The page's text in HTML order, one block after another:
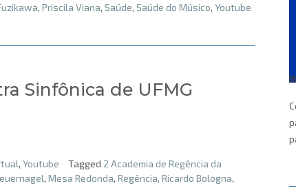
, Priscila Viana, Saúde, Saúde do Músico, Youtube
Sinfônica de UFMG
, Youtube Tagged 2 Academia de Regência da
, Mesa Redonda, Regência, Ricardo Bologna,